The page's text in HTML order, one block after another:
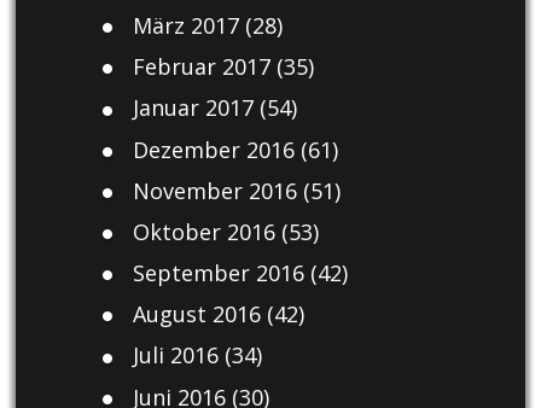
März 2017(28)
Februar 2017(35)
Januar 2017(54)
Dezember 2016(61)
November 2016(51)
Oktober 2016(53)
September 2016(42)
August 2016(42)
Juli 2016(34)
Juni 2016(30)